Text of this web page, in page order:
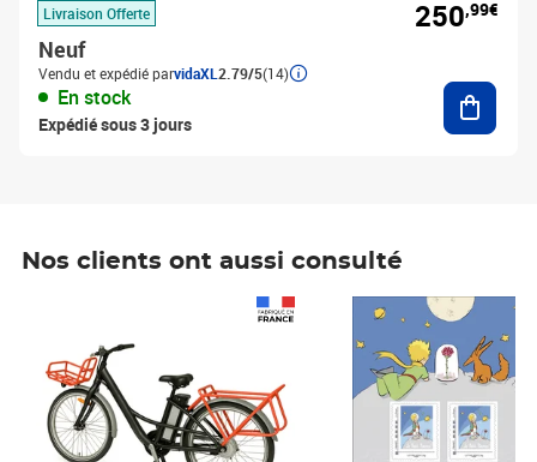
Livraison Offerte
Neuf
Vendu et expédié parvidaXL 2.79/5(14)
En stock
Expédié sous 3 jours
250,99€
Nos clients ont aussi consulté
Prix 7,50€